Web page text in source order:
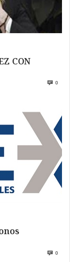
0
0